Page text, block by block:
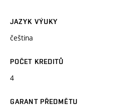
JAZYK VÝUKY
čeština
POČET KREDITŮ
4
GARANT PŘEDMĚTU